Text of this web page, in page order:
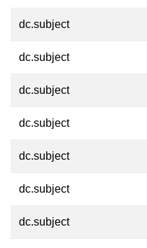
dc.subject
dc.subject
dc.subject
dc.subject
dc.subject
dc.subject
dc.subject